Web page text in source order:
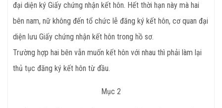
đại diện ký Giấy chứng nhận kết hôn. Hết thời hạn này mà hai
bên nam, nữ không đến tổ chức lễ đăng ký kết hôn, cơ quan đại
diện lưu Giấy chứng nhận kết hôn trong hồ sơ.
Trường hợp hai bên vẫn muốn kết hôn với nhau thì phải làm lại
thủ tục đăng ký kết hôn từ đầu.
Mục 2